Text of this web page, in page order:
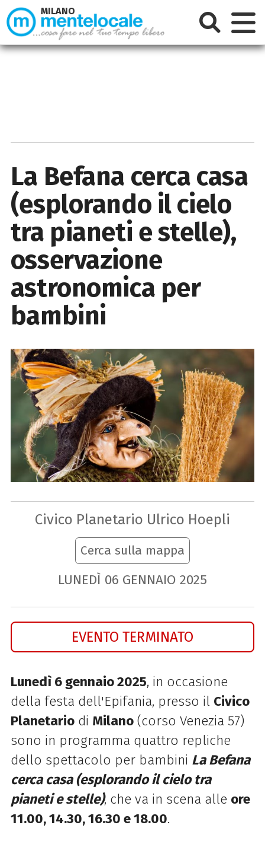
La Befana cerca casa
(esplorando il cielo
tra pianeti e stelle),
osservazione
astronomica per
bambini
Civico Planetario Ulrico Hoepli
Cerca sulla mappa
LUNEDÌ 06 GENNAIO 2025
EVENTO TERMINATO
Lunedì 6 gennaio 2025, in occasione
della festa dell'Epifania, presso il Civico
Planetariodi Milano(corso Venezia 57)
sono in programma quattro repliche
dello spettacolo per bambini La Befana
cerca casa (esplorando il cielo tra
pianeti e stelle), che va in scena alle ore
11.00, 14.30, 16.30 e 18.00.
MILANO